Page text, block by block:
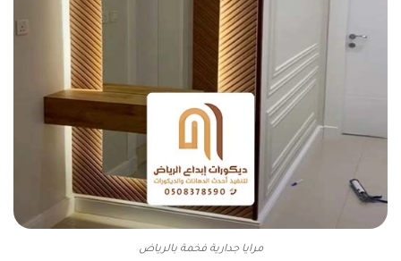
مرايا جدارية فخمة بالرياض